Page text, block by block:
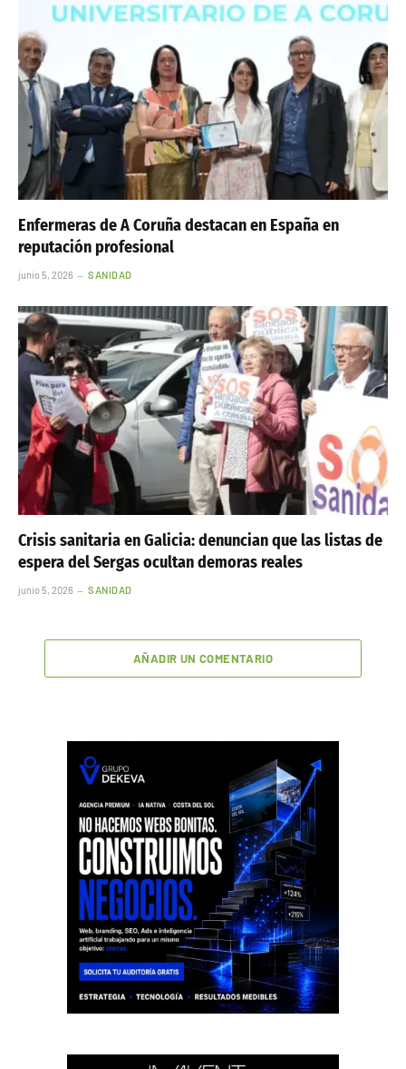
Enfermeras de A Coruña destacan en España en
reputación profesional
junio 5, 2026 SANIDAD
Crisis sanitaria en Galicia: denuncian que las listas de
espera del Sergas ocultan demoras reales
junio 5, 2026 SANIDAD
AÑADIR UN COMENTARIO